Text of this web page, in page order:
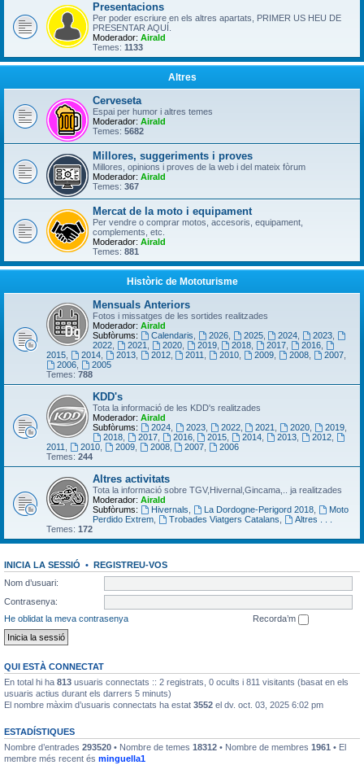
Presentacions
Per poder escriure en els altres apartats, PRIMER US HEU DE
PRESENTAR AQUÍ.
Moderador: Airald
Temes: 1133
Altres
Cerveseta
Espai per humor i altres temes
Moderador: Airald
Temes: 5682
Millores, suggeriments i proves
Millores, opinions i proves de la web i del mateix fòrum
Moderador: Airald
Temes: 367
Mercat de la moto i equipament
Per vendre o comprar motos, accesoris, equipament,
complements, etc.
Moderador: Airald
Temes: 881
Històric de Mototurisme
Mensuals Anteriors
Fotos i missatges de les sortides realitzades
Moderador: Airald
Subfòrums:
Calendaris 2026, 2025, 2024 2023
2022
2021 2020, 2019, 2018 2017 2016
2015
2014, 2013, 2012, 2011 2010 2009 2008, 2007,
2006,
2005
Temes: 788
KDD's
Tota la informació de les KDD's realitzades
Moderador: Airald
Subfòrums:
2024, 2023, 2022, 2021 2020 2019
2018, 2017, 2016, 2015 2014 2013 2012,
2011
2010, 2009, 2008, 2007
2006
Temes: 244
Altres activitats
Tota la informació sobre TGV,Hivernal,Gincama,.. ja realitzades
Moderador: Airald
Subfòrums:
Hivernals La Dordogne-Perigord 2018,
Moto
Perdido Extrem
Trobades Viatgers Catalans
Altres . . .
Temes: 172
INICIA LA SESSIÓ • REGISTREU-VOS
Nom d’usuari:
Contrasenya:
He oblidat la meva contrasenya
Recorda’m
QUI ESTÀ CONNECTAT
En total hi ha 813 usuaris connectats :: 2 registrats, 0 ocults i 811 visitants (basat en els
usuaris actius durant els darrers 5 minuts)
El nombre màxim d’usuaris connectats ha estat 3552 el dv. oct. 03, 2025 6:02 pm
ESTADÍSTIQUES
Nombre d’entrades 293520 • Nombre de temes 18312 • Nombre de membres 1961 • El
membre més recent és minguella1